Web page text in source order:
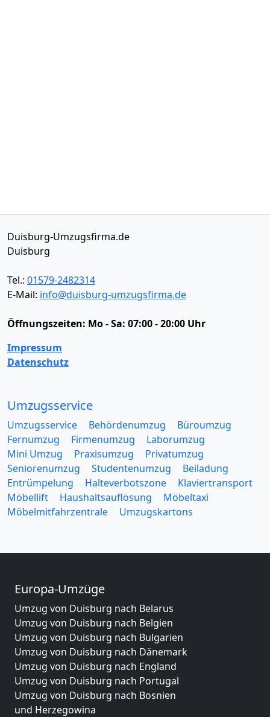
Duisburg-Umzugsfirma.de
Duisburg
Tel.: 01579-2482314
E-Mail: info@duisburg-umzugsfirma.de
Öffnungszeiten: Mo - Sa: 07:00 - 20:00 Uhr
Impressum
Datenschutz
Umzugsservice
Umzugsservice Behördenumzug
Büroumzug
Fernumzug
Firmenumzug
Laborumzug
Mini Umzug
Praxisumzug
Privatumzug
Seniorenumzug
Studentenumzug
Beiladung
Entrümpelung
Halteverbotszone
Klaviertransport
Möbellift
Haushaltsauflösung
Möbeltaxi
Möbelmitfahrzentrale
Umzugskartons
Europa-Umzüge
Umzug von Duisburg nach Belarus
Umzug von Duisburg nach Belgien
Umzug von Duisburg nach Bulgarien
Umzug von Duisburg nach Dänemark
Umzug von Duisburg nach England
Umzug von Duisburg nach Portugal
Umzug von Duisburg nach Bosnien
und Herzegowina